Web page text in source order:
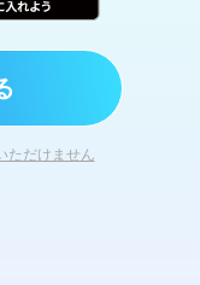
ただけません